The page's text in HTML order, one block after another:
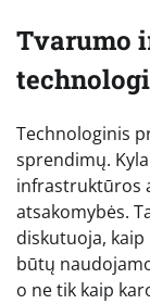
Tvarumo
Technologinis
sprendimų.
infrastruktūros
atsakomybės.
diskutuoja,
būtų
o ne tik kaip